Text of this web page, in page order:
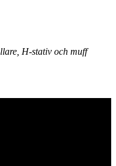
H-stativ och muff